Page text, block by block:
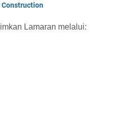
Construction
Lamaran melalui: